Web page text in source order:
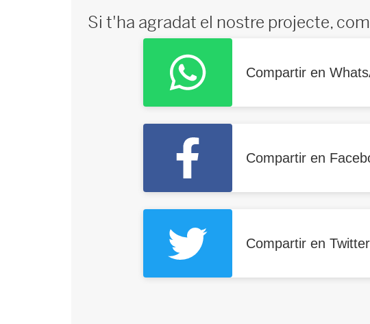
Si t'ha agradat el nostre projecte,
Compartir en
Compartir en
Compartir en Twitter